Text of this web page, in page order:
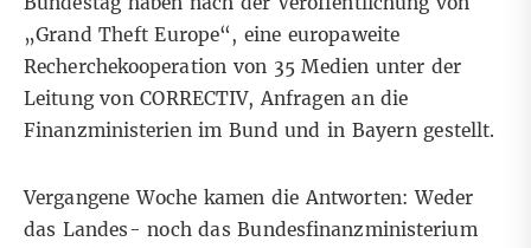
„Grand Theft Europe“, eine europaweite
Recherchekooperation von 35 Medien unter der
Leitung von CORRECTIV, Anfragen an die
Finanzministerien im Bund und in Bayern gestellt.
Vergangene Woche kamen die Antworten: Weder
das Landes- noch das Bundesfinanzministerium